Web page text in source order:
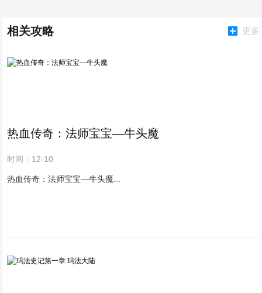
相关攻略 更多
热血传奇：法师宝宝—牛头魔
时间：12-10
热血传奇：法师宝宝—牛头魔...